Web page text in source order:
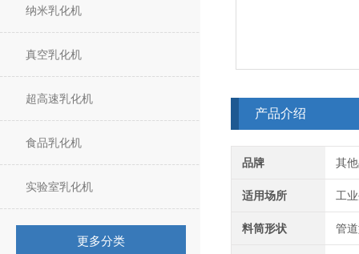
纳米乳化机
真空乳化机
超高速乳化机
食品乳化机
实验室乳化机
更多分类
产品介绍
品牌 其
适用场所 工
料筒形状 管